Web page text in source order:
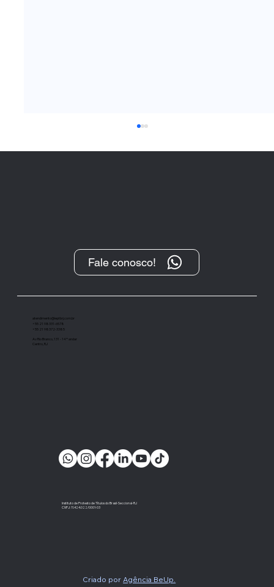
CNJ autoriza protesto gratuito para
ao devedor
Criado porAgência BeUp.
Instituto de Protesto de Títulos do Brasil-Seccional-RJ
CNPJ: 11.424.022/0001-03
Fale conosco!
atendimento@ieptbrj.com.br
+55 21 98331-6578
+55 21 98372-3385
Av Rio Branco, 131 - 14º andar
Centro, RJ